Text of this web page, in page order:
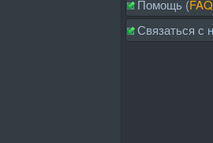
Помощь (FAQ
Связаться с